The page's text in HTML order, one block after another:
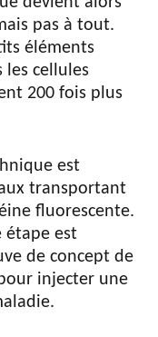
pas à tout.
éléments
les cellules
200 fois plus
est
transportant
fluorescente.
étape est
de concept de
injecter une